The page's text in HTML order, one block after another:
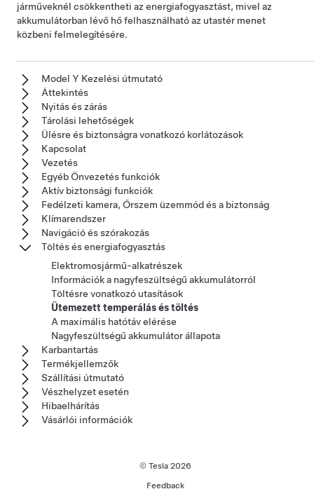
járműveknél csökkentheti az energiafogyasztást, mivel az
akkumulátorban lévő hő felhasználható az utastér menet
közbeni felmelegítésére.
Model Y Kezelési útmutató
Áttekintés
Nyitás és zárás
Tárolási lehetőségek
Ülésre és biztonságra vonatkozó korlátozások
Kapcsolat
Vezetés
Egyéb Önvezetés funkciók
Aktív biztonsági funkciók
Fedélzeti kamera, Őrszem üzemmód és a biztonság
Klímarendszer
Navigáció és szórakozás
Töltés és energiafogyasztás
Elektromosjármű-alkatrészek
Információk a nagyfeszültségű akkumulátorról
Töltésre vonatkozó utasítások
Ütemezett temperálás és töltés
A maximális hatótáv elérése
Nagyfeszültségű akkumulátor állapota
Karbantartás
Termékjellemzők
Szállítási útmutató
Vészhelyzet esetén
Hibaelhárítás
Vásárlói információk
© Tesla 2026
Feedback